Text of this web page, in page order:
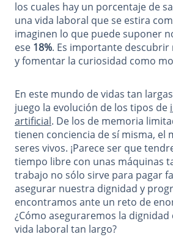
los cuales hay un porcentaje de
una vida laboral que se estira
imaginen lo que puede suponer
ese 18%. Es importante
y fomentar la curiosidad como
En este mundo de vidas tan
juego la evolución de los tipos de
artificial. De los de memoria
tienen conciencia de sí misma, el
seres vivos. ¡Parece ser que
tiempo libre con unas máquinas
trabajo no sólo sirve para pagar
asegurar nuestra dignidad y
encontramos ante un reto de
¿Cómo aseguraremos la
vida laboral tan largo?